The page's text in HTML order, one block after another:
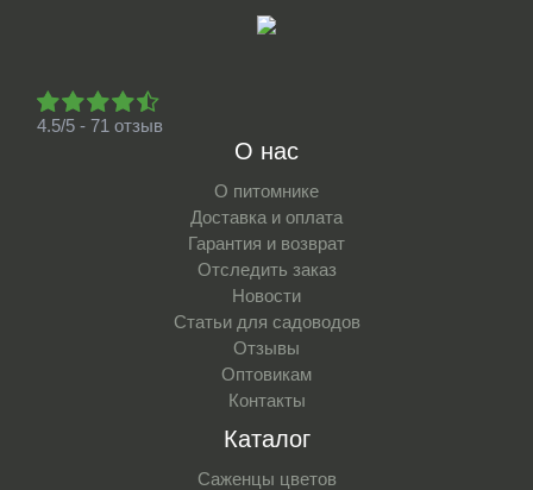
4.5/5 - 71 отзыв
О нас
О питомнике
Доставка и оплата
Гарантия и возврат
Отследить заказ
Новости
Статьи для садоводов
Отзывы
Оптовикам
Контакты
Каталог
Саженцы цветов